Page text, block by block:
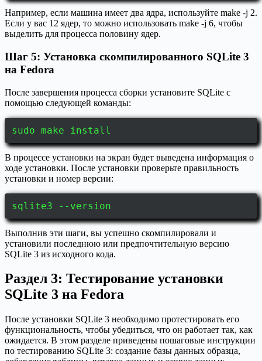
Например, если машина имеет два ядра, используйте make -j 2.
Если у вас 12 ядер, то можно использовать make -j 6, чтобы
выделить для процесса половину ядер.
Шаг 5: Установка скомпилированного SQLite 3
на Fedora
После завершения процесса сборки установите SQLite с
помощью следующей команды:
sudo make install
В процессе установки на экран будет выведена информация о
ходе установки. После установки проверьте правильность
установки и номер версии:
sqlite3 --version
Выполнив эти шаги, вы успешно скомпилировали и
установили последнюю или предпочтительную версию
SQLite 3 из исходного кода.
Раздел 3: Тестирование установки
SQLite 3 на Fedora
После установки SQLite 3 необходимо протестировать его
функциональность, чтобы убедиться, что он работает так, как
ожидается. В этом разделе приведены пошаговые инструкции
по тестированию SQLite 3: создание базы данных образца,